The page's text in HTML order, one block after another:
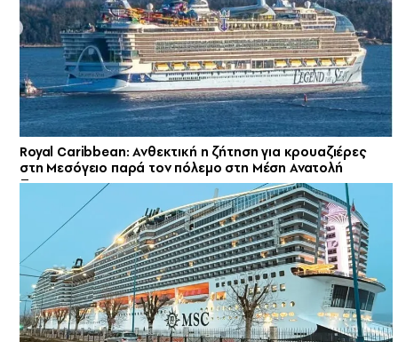
Royal Caribbean: Ανθεκτική η ζήτηση για κρουαζιέρες
στη Μεσόγειο παρά τον πόλεμο στη Μέση Ανατολή